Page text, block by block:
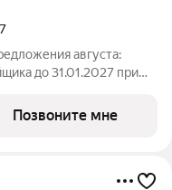
августа:
до 31.01.2027 при
на каждого ребенка
Позвоните мне